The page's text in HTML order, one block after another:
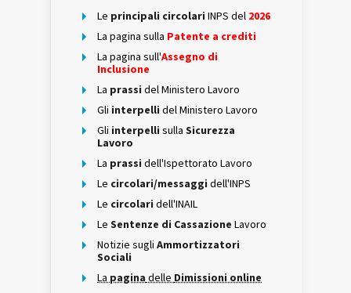
Le principali circolari INPS del 2026
La pagina sulla Patente a crediti
La pagina sull'Assegno di
Inclusione
La prassi del Ministero Lavoro
Gli interpelli del Ministero Lavoro
Gli interpelli sulla Sicurezza
Lavoro
La prassi dell'Ispettorato Lavoro
Le circolari/messaggi dell'INPS
Le circolari dell'INAIL
Le Sentenze di Cassazione Lavoro
Notizie sugli Ammortizzatori
Sociali
La pagina delle Dimissioni online